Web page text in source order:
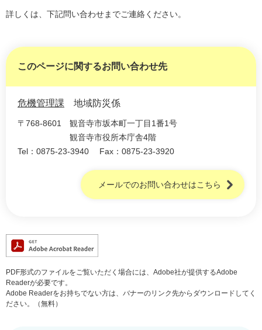
詳しくは、下記問い合わせまでご連絡ください。
このページに関するお問い合わせ先
危機管理課 地域防災係
〒768-8601
観音寺市坂本町一丁目1番1号
観音寺市役所本庁舎4階
Tel：0875-23-3940
Fax：0875-23-3920
メールでのお問い合わせはこちら
PDF形式のファイルをご覧いただく場合には、Adobe社が提供するAdobe
Readerが必要です。
Adobe Readerをお持ちでない方は、バナーのリンク先からダウンロードしてく
ださい。（無料）